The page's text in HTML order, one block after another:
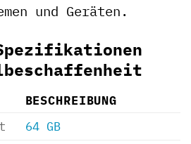
und Geräten.
BESCHREIBUNG
64 GB